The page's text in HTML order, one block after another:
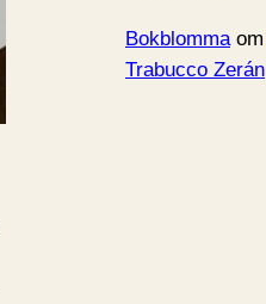
Bokblommaom
Trabucco Zerán